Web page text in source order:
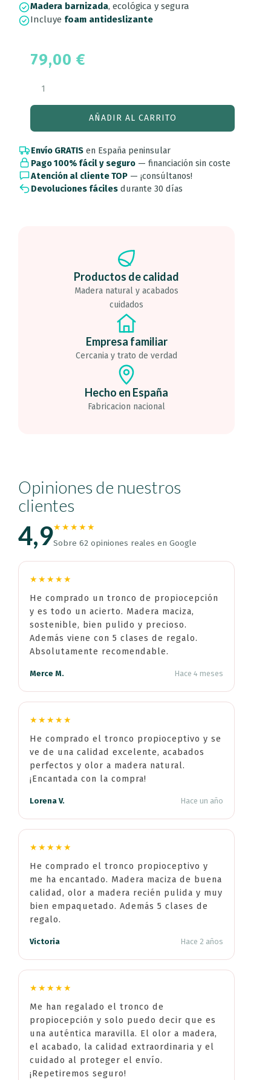
Madera barnizada, ecológica y segura
Incluye foam antideslizante
79,00€
AÑADIR AL CARRITO
Envío GRATIS en España peninsular
Pago 100% fácil y seguro — financiación sin coste
Atención al cliente TOP — ¡consúltanos!
Devoluciones fáciles durante 30 días
Productos de calidad
Madera natural y acabados
cuidados
Empresa familiar
Cercania y trato de verdad
Hecho en España
Fabricacion nacional
Opiniones de nuestros
clientes
4,9★★★★★
Sobre 62 opiniones reales en Google
★★★★★
He comprado un tronco de propiocepción
y es todo un acierto. Madera maciza,
sostenible, bien pulido y precioso.
Además viene con 5 clases de regalo.
Absolutamente recomendable.
Merce M. Hace 4 meses
★★★★★
He comprado el tronco propioceptivo y se
ve de una calidad excelente, acabados
perfectos y olor a madera natural.
¡Encantada con la compra!
Lorena V. Hace un año
★★★★★
He comprado el tronco propioceptivo y
me ha encantado. Madera maciza de buena
calidad, olor a madera recién pulida y muy
bien empaquetado. Además 5 clases de
regalo.
Victoria Hace 2 años
★★★★★
Me han regalado el tronco de
propiocepción y solo puedo decir que es
una auténtica maravilla. El olor a madera,
el acabado, la calidad extraordinaria y el
cuidado al proteger el envío.
¡Repetiremos seguro!